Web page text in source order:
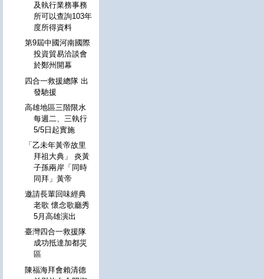
及執行業務事務
所可以查詢103年
度所得資料
第9屆中國河南國際
投資貿易洽談會
於鄭州開幕
四合一救援總隊 出
發馳援
高雄地區三階限水
每週二、三執行
5/5日起實施
「乙未年黃帝故里
拜祖大典」 炎黃
子孫兩岸「同時
同拜」黃帝
邀請長輩回味經典
老歌 懷念歌廳秀
5月高雄演出
臺灣四合一救援隊
成功抵達加都災
區
陳福海拜會賴清德